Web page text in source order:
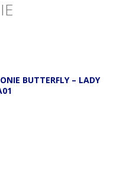
BUTTERFLY – LADY